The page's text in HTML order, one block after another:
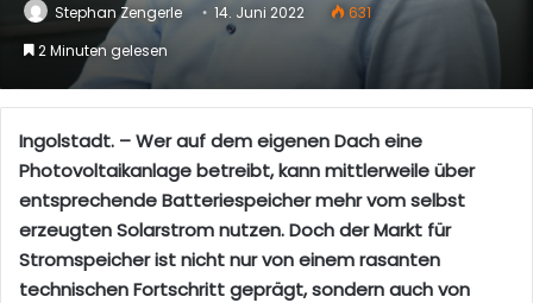
Stephan Zengerle 14. Juni 2022
631
2 Minuten gelesen
Ingolstadt. – Wer auf dem eigenen Dach eine
Photovoltaikanlage betreibt, kann mittlerweile über
entsprechende Batteriespeicher mehr vom selbst
erzeugten Solarstrom nutzen. Doch der Markt für
Stromspeicher ist nicht nur von einem rasanten
technischen Fortschritt geprägt, sondern auch von